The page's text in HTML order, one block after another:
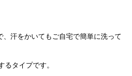
汗をかいてもご自宅で簡単に洗って
るタイプです。